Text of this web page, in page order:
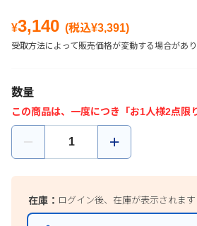
¥3,140 (税込¥3,391)
受取方法によって販売価格が変動する場合があり
数量
この商品は、一度につき「お1人様2点限
在庫： ログイン後、在庫が表示されます